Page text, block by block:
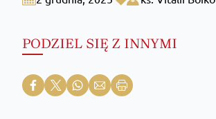
PODZIEL SIĘ Z INNYMI